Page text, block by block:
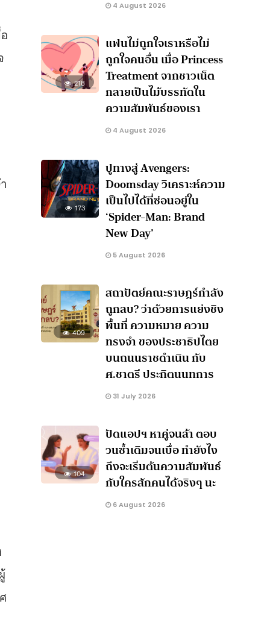
4 August 2026
218
แฟนไม่ถูกใจเราหรือไม่
ถูกใจคนอื่น เมื่อ Princess
Treatment จากชาวเน็ต
กลายเป็นไม้บรรทัดใน
ความสัมพันธ์ของเรา
4 August 2026
173
ปูทางสู่ Avengers:
Doomsday วิเคราะห์ความ
เป็นไปได้ที่ซ่อนอยู่ใน
‘Spider-Man: Brand
New Day’
5 August 2026
409
สถาปัตย์คณะราษฎร์กำลัง
ถูกลบ? ว่าด้วยการแย่งชิง
พื้นที่ ความหมาย ความ
ทรงจำ ของประชาธิปไตย
บนถนนราชดำเนิน กับ
ศ.ชาตรี ประกิตนนทการ
31 July 2026
104
ปัดแอปฯ หาคู่จนล้า ตอบ
วนซ้ำเดิมจนเบื่อ ทำยังไง
ถึงจะเริ่มต้นความสัมพันธ์
กับใครสักคนได้จริงๆ นะ
6 August 2026